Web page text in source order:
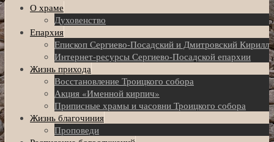
О храме
Духовенство
Епархия
Eпископ Сергиево-Посадский и Дмитровский Кирилл
Интернет-ресурсы Сергиево-Посадской епархии
Жизнь прихода
Восстановление Троицкого собора
Акция «Именной кирпич»
Приписные храмы и часовни Троицкого собора
Жизнь благочиния
Проповеди